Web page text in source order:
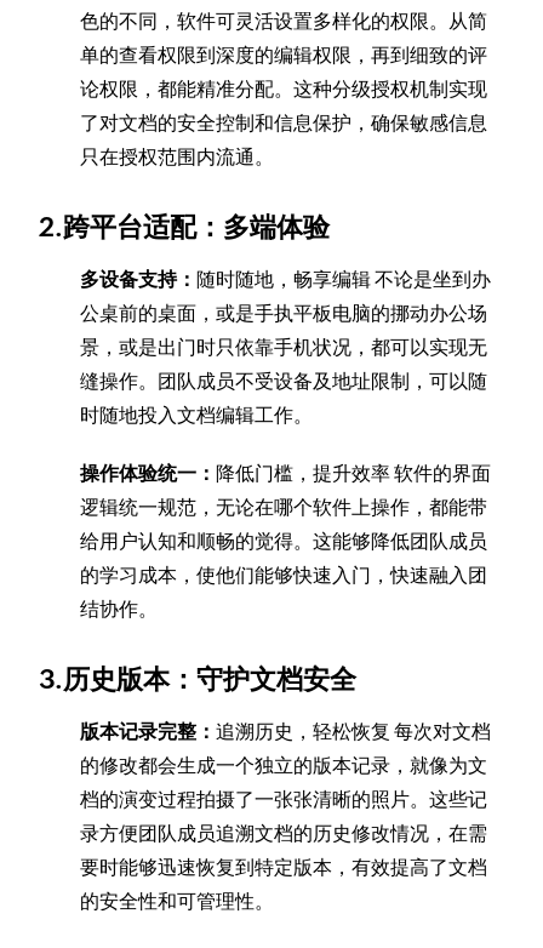
色的不同，软件可灵活设置多样化的权限。从简
单的查看权限到深度的编辑权限，再到细致的评
论权限，都能精准分配。这种分级授权机制实现
了对文档的安全控制和信息保护，确保敏感信息
只在授权范围内流通。
2.跨平台适配：多端体验
多设备支持：随时随地，畅享编辑 不论是坐到办
公桌前的桌面，或是手执平板电脑的挪动办公场
景，或是出门时只依靠手机状况，都可以实现无
缝操作。团队成员不受设备及地址限制，可以随
时随地投入文档编辑工作。
操作体验统一： 降低门槛，提升效率 软件的界面
逻辑统一规范，无论在哪个软件上操作，都能带
给用户认知和顺畅的觉得。这能够降低团队成员
的学习成本，使他们能够快速入门，快速融入团
结协作。
3.历史版本：守护文档安全
版本记录完整：追溯历史，轻松恢复 每次对文档
的修改都会生成一个独立的版本记录，就像为文
档的演变过程拍摄了一张张清晰的照片。这些记
录方便团队成员追溯文档的历史修改情况，在需
要时能够迅速恢复到特定版本，有效提高了文档
的安全性和可管理性。